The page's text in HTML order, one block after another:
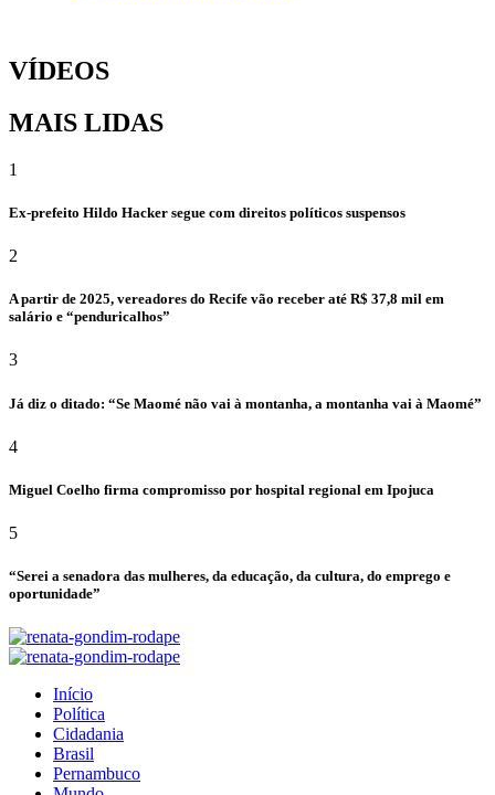
VÍDEOS
MAIS LIDAS
1
Ex-prefeito Hildo Hacker segue com direitos políticos suspensos
2
A partir de 2025, vereadores do Recife vão receber até R$ 37,8 mil em
salário e “penduricalhos”
3
Já diz o ditado: “Se Maomé não vai à montanha, a montanha vai à Maomé”
4
Miguel Coelho firma compromisso por hospital regional em Ipojuca
5
“Serei a senadora das mulheres, da educação, da cultura, do emprego e
oportunidade”
Início
Política
Cidadania
Brasil
Pernambuco